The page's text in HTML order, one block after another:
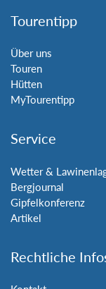
Tourentipp
Über uns
Touren
Hütten
MyTourentipp
Service
Wetter &
Bergjournal
Gipfelkonferenz
Artikel
Rechtliche